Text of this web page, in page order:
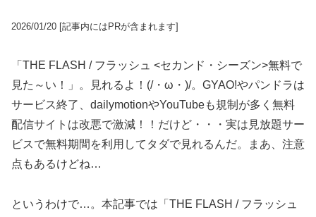
2026/01/20 [記事内にはPRが含まれます]
「THE FLASH / フラッシュ <セカンド・シーズン>無料で
見た～い！」。見れるよ！(/・ω・)/。GYAO!やパンドラは
サービス終了、dailymotionやYouTubeも規制が多く無料
配信サイトは改悪で激減！！だけど・・・実は見放題サー
ビスで無料期間を利用してタダで見れるんだ。まあ、注意
点もあるけどね…
というわけで…。本記事では「THE FLASH / フラッシュ